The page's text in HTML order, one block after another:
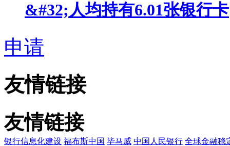
&#32;人均持有6.01张银行卡
申请
友情链接
友情链接
银行信息化建设 福布斯中国 毕马威 中国人民银行 全球金融稳